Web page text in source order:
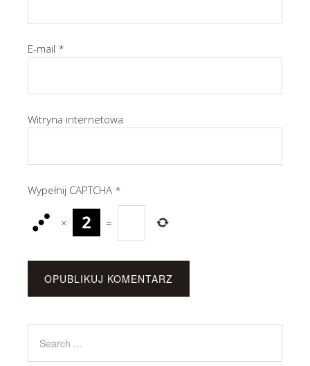
E-mail *
Witryna internetowa
Wypełnij CAPTCHA *
× =